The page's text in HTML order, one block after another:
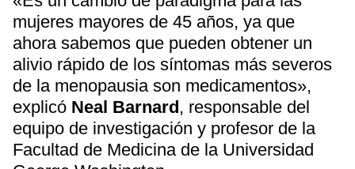
mujeres mayores de 45 años, ya que
ahora sabemos que pueden obtener un
alivio rápido de los síntomas más severos
de la menopausia son medicamentos»,
explicó Neal Barnard , responsable del
equipo de investigación y profesor de la
Facultad de Medicina de la Universidad